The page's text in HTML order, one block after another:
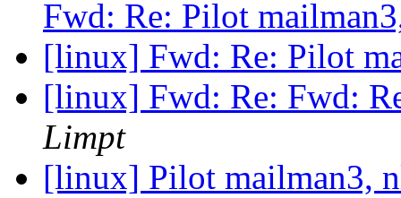
Fwd: Re: Pilot
[linux] Fwd: Re: Pilot
[linux] Fwd: Re: Fwd:
Limpt
[linux] Pilot mailman3,